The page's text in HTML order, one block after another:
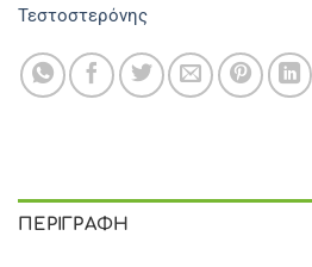
Τεστοστερόνης
ΠΕΡΙΓΡΑΦΉ